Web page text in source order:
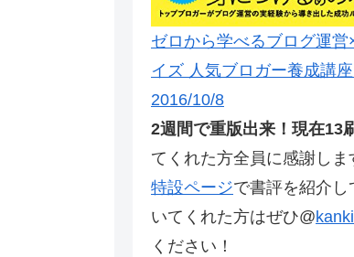
ゼロから学べるブログ運営
イズ 人気ブロガー養成講
2016/10/8
2週間で重版出来！現在13
てくれた方全員に感謝しま
特設ページで書評を紹介
いてくれた方はぜひ@
ください！